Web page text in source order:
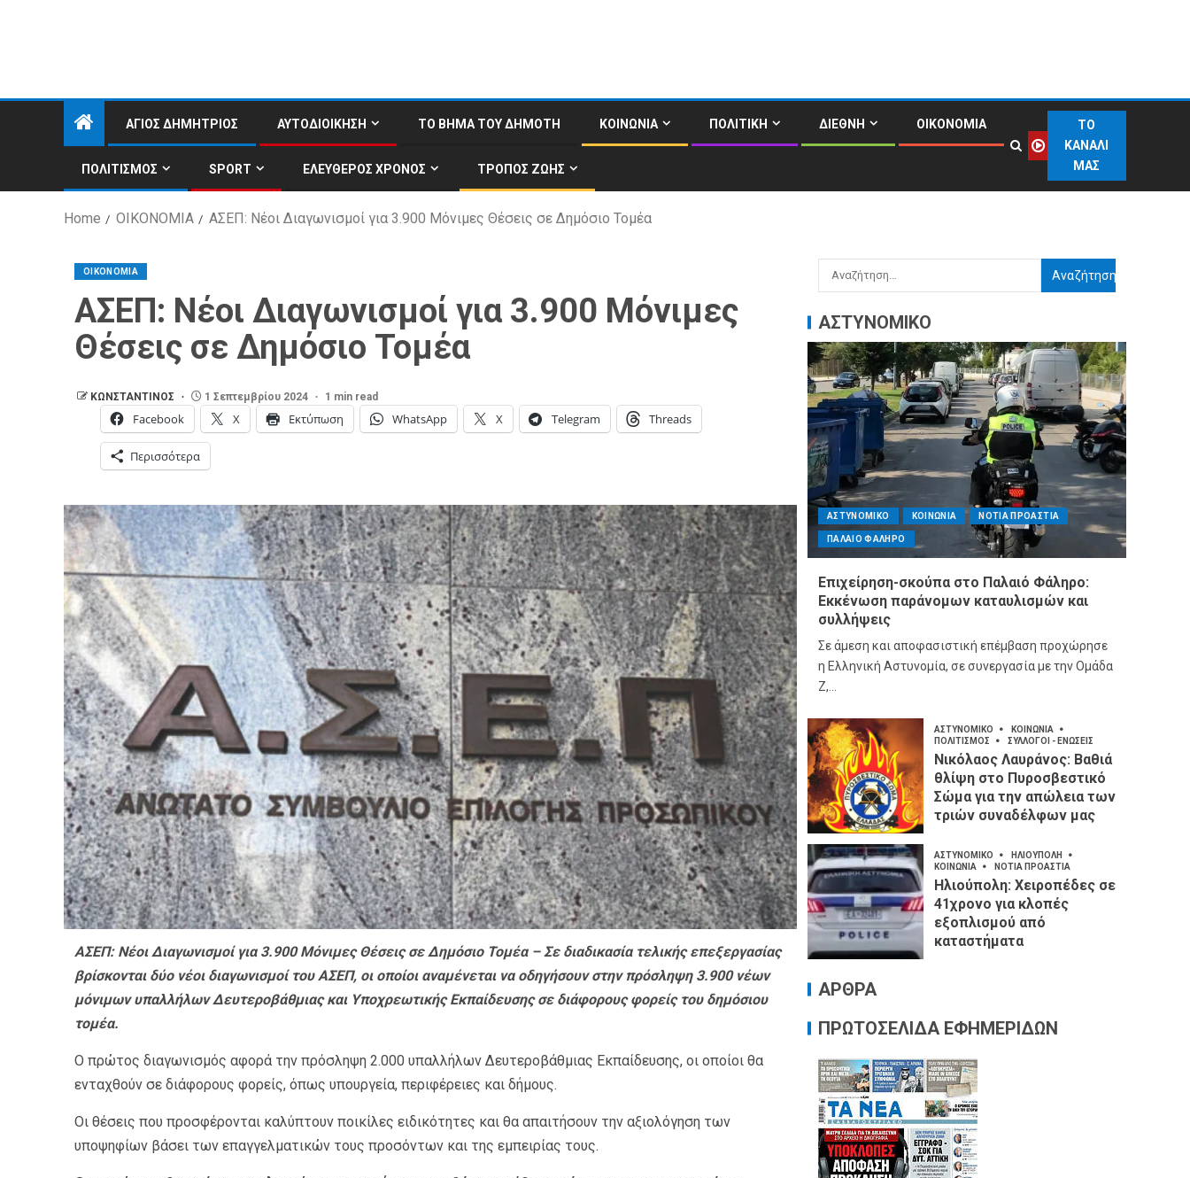
ΑΓΙΟΣ ΔΗΜΗΤΡΙΟΣ ΑΥΤΟΔΙΟΙΚΗΣΗ ΤΟ ΒΗΜΑ ΤΟΥ ΔΗΜΟΤΗ ΚΟΙΝΩΝΙΑ ΠΟΛΙΤΙΚΗ ΔΙΕΘΝΗ ΟΙΚΟΝΟΜΙΑ
ΠΟΛΙΤΙΣΜΟΣ SPORT ΕΛΕΥΘΕΡΟΣ ΧΡΟΝΟΣ ΤΡΟΠΟΣ ΖΩΗΣ
ΤΟ
ΚΑΝΑΛΙ
ΜΑΣ
Home ΟΙΚΟΝΟΜΙΑ ΑΣΕΠ: Νέοι Διαγωνισμοί για 3.900 Μόνιμες Θέσεις σε Δημόσιο Τομέα
ΟΙΚΟΝΟΜΙΑ
ΑΣΕΠ: Νέοι Διαγωνισμοί για 3.900 Μόνιμες
Θέσεις σε Δημόσιο Τομέα
ΚΩΝΣΤΑΝΤΙΝΟΣ 1 Σεπτεμβρίου 2024 1 min read
Facebook X Εκτύπωση WhatsApp X Telegram Threads
Περισσότερα
ΑΣΕΠ: Νέοι Διαγωνισμοί για 3.900 Μόνιμες Θέσεις σε Δημόσιο Τομέα – Σε διαδικασία τελικής επεξεργασίας
βρίσκονται δύο νέοι διαγωνισμοί του ΑΣΕΠ, οι οποίοι αναμένεται να οδηγήσουν στην πρόσληψη 3.900 νέων
μόνιμων υπαλλήλων Δευτεροβάθμιας και Υποχρεωτικής Εκπαίδευσης σε διάφορους φορείς του δημόσιου
τομέα.
Ο πρώτος διαγωνισμός αφορά την πρόσληψη 2.000 υπαλλήλων Δευτεροβάθμιας Εκπαίδευσης, οι οποίοι θα
ενταχθούν σε διάφορους φορείς, όπως υπουργεία, περιφέρειες και δήμους.
Οι θέσεις που προσφέρονται καλύπτουν ποικίλες ειδικότητες και θα απαιτήσουν την αξιολόγηση των
υποψηφίων βάσει των επαγγελματικών τους προσόντων και της εμπειρίας τους.
ΑΣΤΥΝΟΜΙΚΟ
ΑΣΤΥΝΟΜΙΚΟ ΚΟΙΝΩΝΙΑ ΝΟΤΙΑ ΠΡΟΑΣΤΙΑ
ΠΑΛΑΙΟ ΦΑΛΗΡΟ
Επιχείρηση-σκούπα στο Παλαιό Φάληρο:
Εκκένωση παράνομων καταυλισμών και
συλλήψεις
Σε άμεση και αποφασιστική επέμβαση προχώρησε
η Ελληνική Αστυνομία, σε συνεργασία με την Ομάδα
Ζ,...
ΑΣΤΥΝΟΜΙΚΟ
ΚΟΙΝΩΝΙΑ
ΠΟΛΙΤΙΣΜΟΣ
ΣΥΛΛΟΓΟΙ - ΕΝΩΣΕΙΣ
Νικόλαος Λαυράνος: Βαθιά
θλίψη στο Πυροσβεστικό
Σώμα για την απώλεια των
τριών συναδέλφων μας
ΑΣΤΥΝΟΜΙΚΟ
ΗΛΙΟΥΠΟΛΗ
ΚΟΙΝΩΝΙΑ
ΝΟΤΙΑ ΠΡΟΑΣΤΙΑ
Ηλιούπολη: Χειροπέδες σε
41χρονο για κλοπές
εξοπλισμού από
καταστήματα
ΑΡΘΡΑ
ΠΡΩΤΟΣΕΛΙΔΑ ΕΦΗΜΕΡΙΔΩΝ